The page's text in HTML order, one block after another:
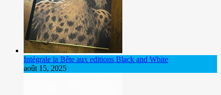
Intégrale la Bête aux editions Black and White
août 15, 2025